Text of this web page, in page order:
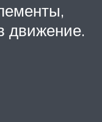
движение.